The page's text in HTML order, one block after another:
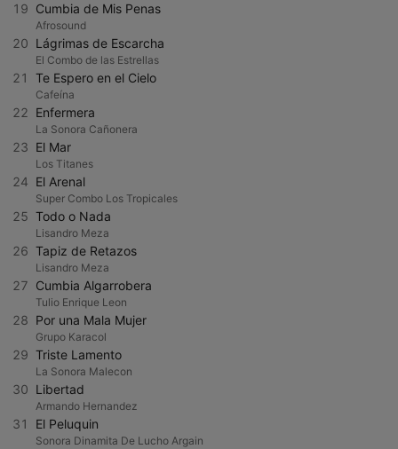
19 Cumbia de Mis Penas
Afrosound
20 Lágrimas de Escarcha
El Combo de las Estrellas
21 Te Espero en el Cielo
Cafeína
22 Enfermera
La Sonora Cañonera
23 El Mar
Los Titanes
24 El Arenal
Super Combo Los Tropicales
25 Todo o Nada
Lisandro Meza
26 Tapiz de Retazos
Lisandro Meza
27 Cumbia Algarrobera
Tulio Enrique Leon
28 Por una Mala Mujer
Grupo Karacol
29 Triste Lamento
La Sonora Malecon
30 Libertad
Armando Hernandez
31 El Peluquin
Sonora Dinamita De Lucho Argain